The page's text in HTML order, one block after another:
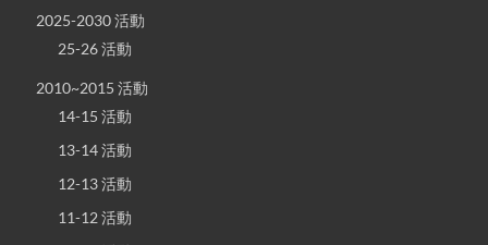
2025-2030 活動
25-26 活動
2010~2015 活動
14-15 活動
13-14 活動
12-13 活動
11-12 活動